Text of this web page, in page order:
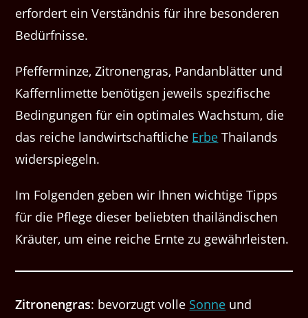
erfordert ein Ver­ständ­nis für ihre beson­deren
Bedürfnisse.
Pfef­fer­minze, Zitro­nen­gras, Pan­dan­blät­ter und
Kaf­fern­limette benöti­gen jew­eils spez­i­fis­che
Bedin­gun­gen für ein opti­males Wach­s­tum, die
das reiche land­wirtschaftliche Erbe Thai­lands
widerspiegeln.
Im Fol­gen­den geben wir Ihnen wichtige Tipps
für die Pflege dieser beliebten thailändis­chen
Kräuter, um eine reiche Ernte zu gewährleisten.
Zitro­nen­gras: bevorzugt volle Sonne und